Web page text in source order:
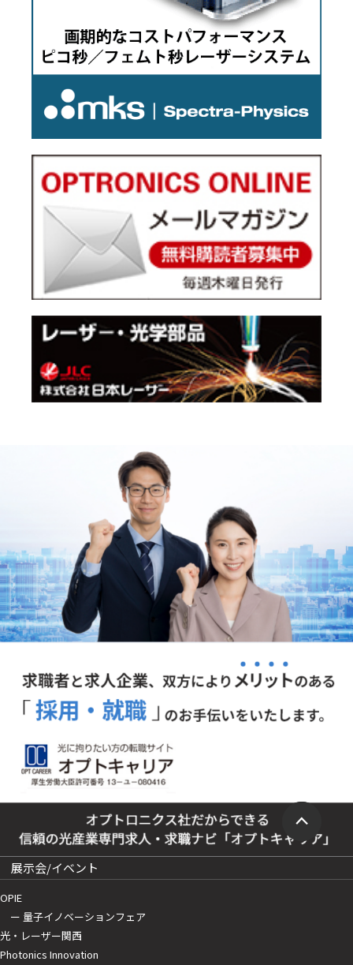
展示会/イベント
OPIE
ー 量子イノベーションフェア
光・レーザー関西
Photonics Innovation